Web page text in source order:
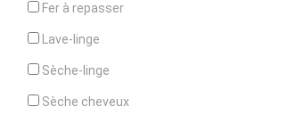
Fer à repasser
Lave-linge
Sèche-linge
Sèche cheveux